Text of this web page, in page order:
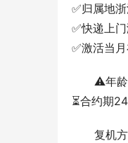
✅归属地
✅快递上
✅激活当
⚠️年龄
⏳合约期
复机